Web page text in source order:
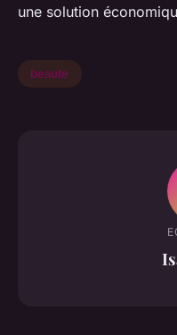
une solution
beaute